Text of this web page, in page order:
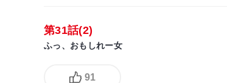
第31話(2)
ふっ、おもしれー女
91